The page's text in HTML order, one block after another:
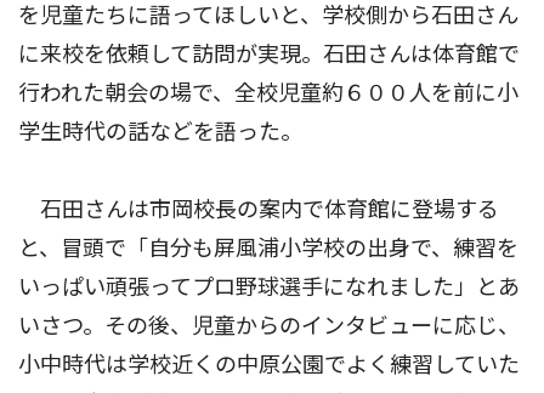
を児童たちに語ってほしいと、学校側から石田さん
に来校を依頼して訪問が実現。石田さんは体育館で
行われた朝会の場で、全校児童約６００人を前に小
学生時代の話などを語った。
石田さんは市岡校長の案内で体育館に登場する
と、冒頭で「自分も屏風浦小学校の出身で、練習を
いっぱい頑張ってプロ野球選手になれました」とあ
いさつ。その後、児童からのインタビューに応じ、
小中時代は学校近くの中原公園でよく練習していた